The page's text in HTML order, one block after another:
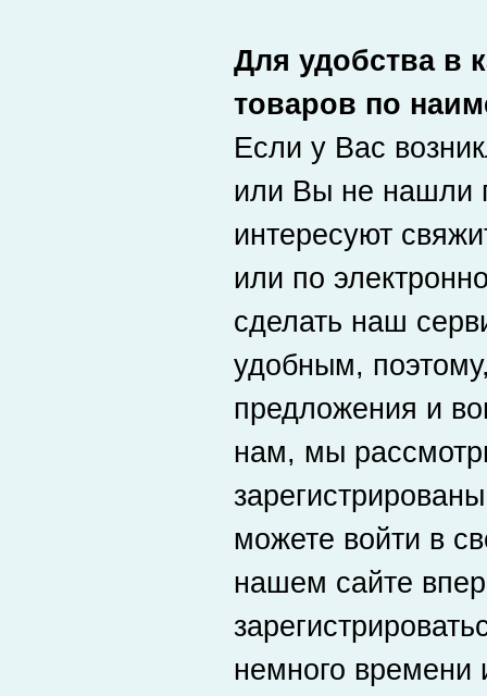
Для удобства в
товаров по
Если у Вас
или Вы не нашли
интересуют
или по
сделать наш
удобным,
предложения и
нам, мы
можете войти в
нашем сайте
немного времени